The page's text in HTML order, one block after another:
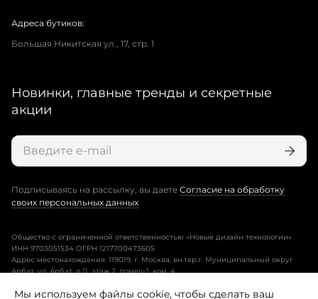
Адреса бутиков:
Большая Никитская ул., 17, стр. 1
Новинки, главные тренды и секретные
акции
Подписываясь на рассылку, вы даете Согласие на обработку
своих персональных данных
Общество с ограниченной ответственностью «Новые дизайн технологии»
ИНН 9703051534 ОГРН 1217700473605
Адрес местонахождения: 119019, г. Москва, вн.тер.г. Муниципальный округ
Арбат, ул. Арбат, д.11, этаж 2, помещ.1, ком. 4.
Мы используем файлы cookie, чтобы сделать ваш